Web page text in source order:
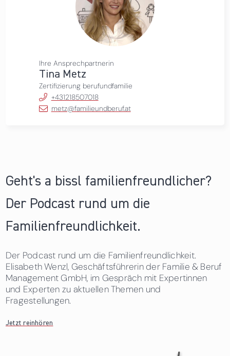
Ihre Ansprechpartnerin
Tina Metz
Zertifizierung berufundfamilie
+431218507018
metz@familieundberuf.at
Geht's a bissl familienfreundlicher?
Der Podcast rund um die
Familienfreundlichkeit.
Der Podcast rund um die Familienfreundlichkeit.
Elisabeth Wenzl, Geschäftsführerin der Familie & Beruf
Management GmbH, im Gespräch mit Expertinnen
und Experten zu aktuellen Themen und
Fragestellungen.
Jetzt reinhören